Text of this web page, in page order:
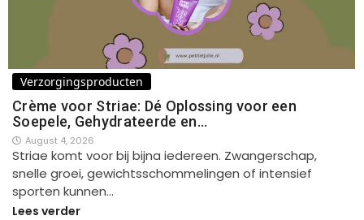
Verzorgingsproducten
Crème voor Striae: Dé Oplossing voor een
Soepele, Gehydrateerde en…
August 4, 2026
Striae komt voor bij bijna iedereen. Zwangerschap,
snelle groei, gewichtsschommelingen of intensief
sporten kunnen…
Lees verder